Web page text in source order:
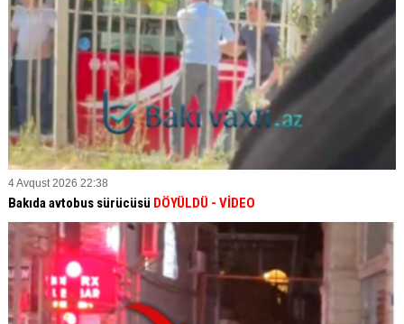
4 Avqust 2026 22:38
Bakıda avtobus sürücüsü DÖYÜLDÜ - VİDEO